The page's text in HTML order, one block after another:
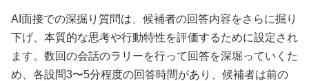
AI面接での深掘り質問は、候補者の回答内容をさらに掘り
下げ、本質的な思考や行動特性を評価するために設定され
ます。数回の会話のラリーを行って回答を深堀っていくた
め、各設問3〜5分程度の回答時間があり、候補者は前の